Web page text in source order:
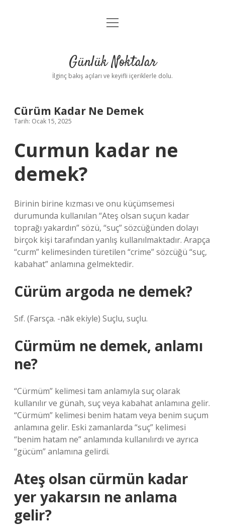
Anasayfa
Yasal Uyarı
menüyü
Günlük Noktalar
İlginç bakış açıları ve keyifli içeriklerle dolu.
Cürüm Kadar Ne Demek
Tarih: Ocak 15, 2025
Curmun kadar ne
demek?
Birinin birine kızması ve onu küçümsemesi
durumunda kullanılan “Ateş olsan suçun kadar
toprağı yakardın” sözü, “suç” sözcüğünden dolayı
birçok kişi tarafından yanlış kullanılmaktadır. Arapça
“curm” kelimesinden türetilen “crime” sözcüğü “suç,
kabahat” anlamına gelmektedir.
Cürüm argoda ne demek?
Sıf. (Farsça. -nāk ekiyle) Suçlu, suçlu.
Cürmüm ne demek, anlamı
ne?
“Cürmüm” kelimesi tam anlamıyla suç olarak
kullanılır ve günah, suç veya kabahat anlamına gelir.
“Cürmüm” kelimesi benim hatam veya benim suçum
anlamına gelir. Eski zamanlarda “suç” kelimesi
“benim hatam ne” anlamında kullanılırdı ve ayrıca
“gücüm” anlamına gelirdi.
Ateş olsan cürmün kadar
yer yakarsın ne anlama
gelir?